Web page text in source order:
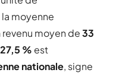
la moyenne
revenu moyen de33
27,5 % est
nationale, signe